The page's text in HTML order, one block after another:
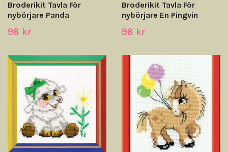
Broderikit Tavla För
nybörjare Panda
98 kr
Broderikit Tavla För
nybörjare En Pingvin
98 kr